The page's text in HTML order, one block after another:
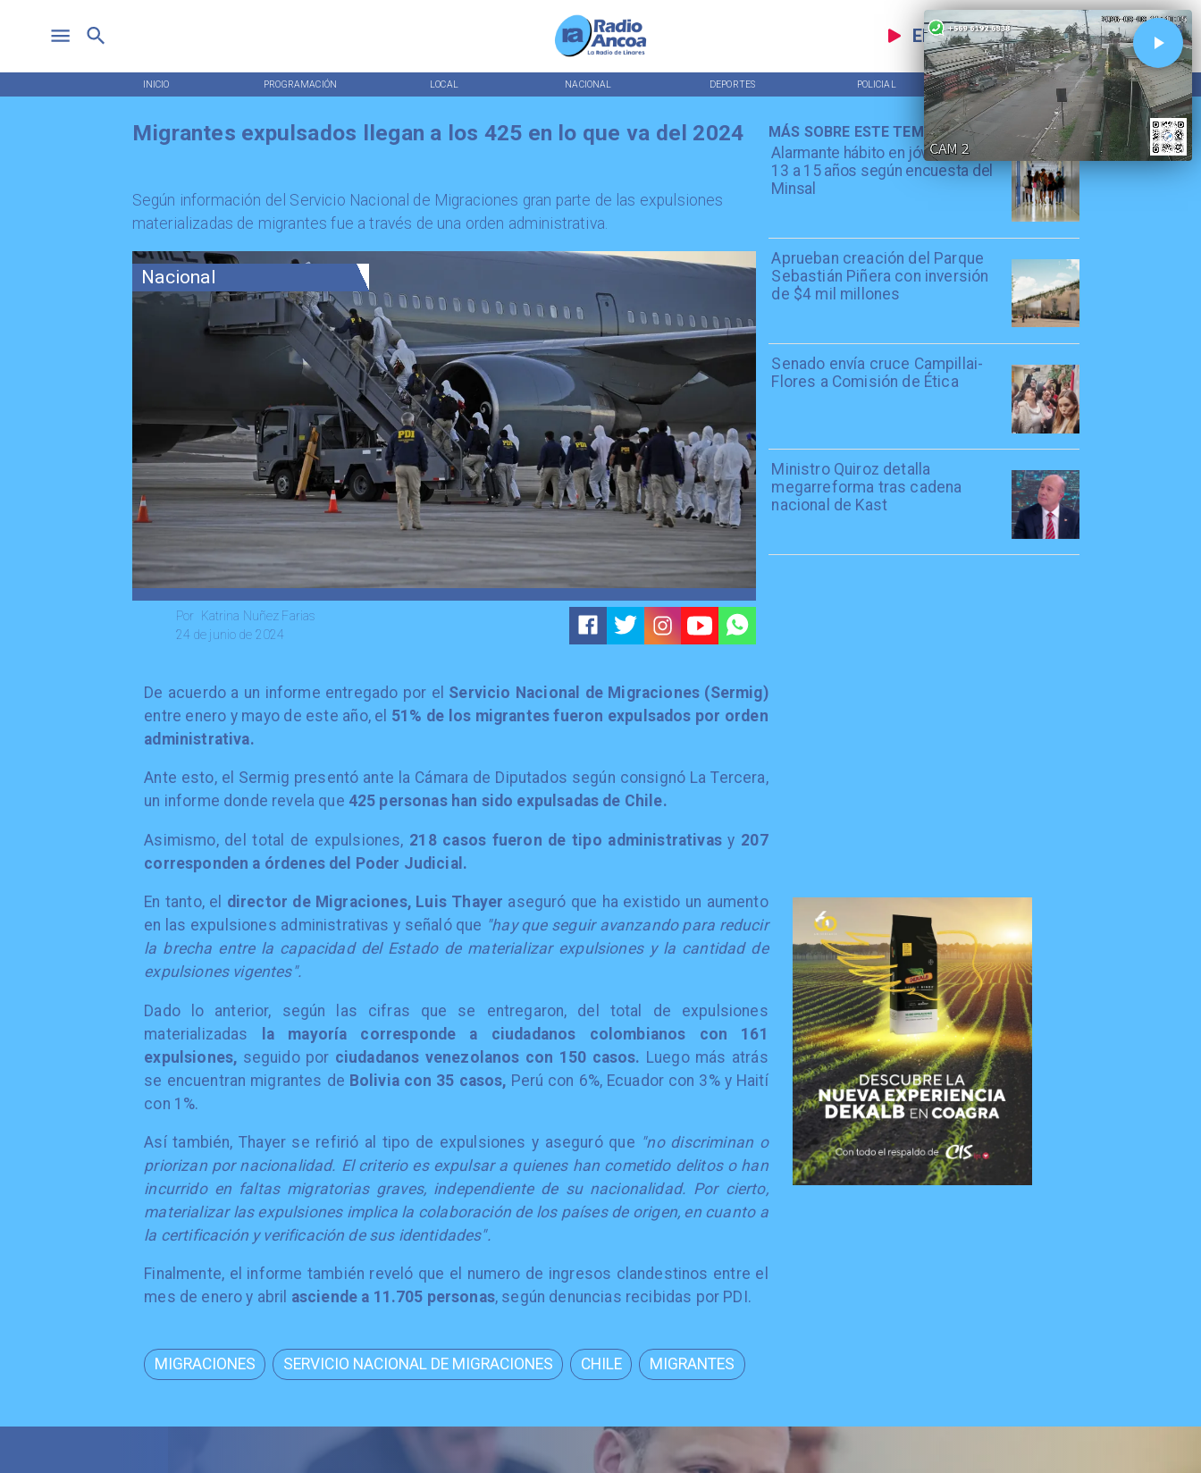
EN VIVO
INICIO PROGRAMACIÓN LOCAL NACIONAL DEPORTES POLICIAL TENDENCIAS
Nacional
Katrina Nuñez Farias
Por
24 de junio de 2024
Alarmante hábito en jóvenes de
13 a 15 años según encuesta del
Minsal
Aprueban creación del Parque
Sebastián Piñera con inversión
de $4 mil millones
Senado envía cruce Campillai-
Flores a Comisión de Ética
Ministro Quiroz detalla
megarreforma tras cadena
nacional de Kast
MÁS SOBRE ESTE TEMA
Migrantes expulsados llegan a los 425 en lo que va del 2024
Según información del Servicio Nacional de Migraciones gran parte de las expulsiones
materializadas de migrantes fue a través de una orden administrativa.
De acuerdo a un informe entregado por el Servicio Nacional de Migraciones (Sermig)
entre enero y mayo de este año, el 51% de los migrantes fueron expulsados por orden
administrativa.
Ante esto, el Sermig presentó ante la Cámara de Diputados según consignó La Tercera,
un informe donde revela que 425 personas han sido expulsadas de Chile.
Asimismo, del total de expulsiones, 218 casos fueron de tipo administrativasy 207
corresponden a órdenes del Poder Judicial.
En tanto, el director de Migraciones, Luis Thayer aseguró que ha existido un aumento
en las expulsiones administrativas y señaló que "hay que seguir avanzando para reducir
la brecha entre la capacidad del Estado de materializar expulsiones y la cantidad de
expulsiones vigentes".
Dado lo anterior, según las cifras que se entregaron, del total de expulsiones
materializadas
la mayoría corresponde a ciudadanos colombianos con 161
expulsiones, seguido por ciudadanos venezolanos con 150 casos. Luego más atrás
se encuentran migrantes de Bolivia con 35 casos, Perú con 6%, Ecuador con 3% y Haití
con 1%.
Así también, Thayer se refirió al tipo de expulsiones y aseguró que "no discriminan o
priorizan por nacionalidad. El criterio es expulsar a quienes han cometido delitos o han
incurrido en faltas migratorias graves, independiente de su nacionalidad. Por cierto,
materializar las expulsiones implica la colaboración de los países de origen, en cuanto a
la certificación y verificación de sus identidades".
Finalmente, el informe también reveló que el numero de ingresos clandestinos entre el
mes de enero y abril asciende a 11.705 personas, según denuncias recibidas por PDI.
MIGRACIONES SERVICIO NACIONAL DE MIGRACIONES CHILE MIGRANTES